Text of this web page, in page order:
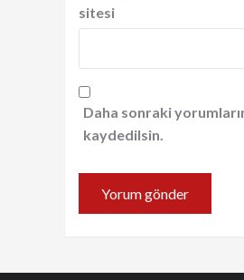
sitesi
Daha sonraki
kaydedilsin.